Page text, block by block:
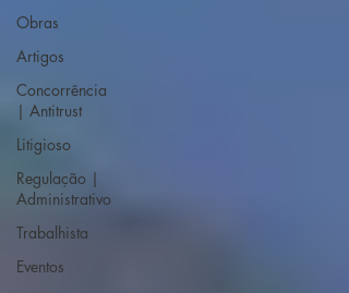
Obras
Artigos
Concorrência
| Antitrust
Litigioso
Regulação |
Administrativo
Trabalhista
Eventos